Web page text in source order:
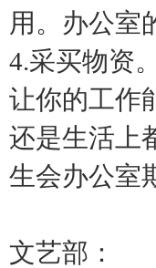
用。办公室
4.采买物资
让你的工作
还是生活上
生会办公室
文艺部：